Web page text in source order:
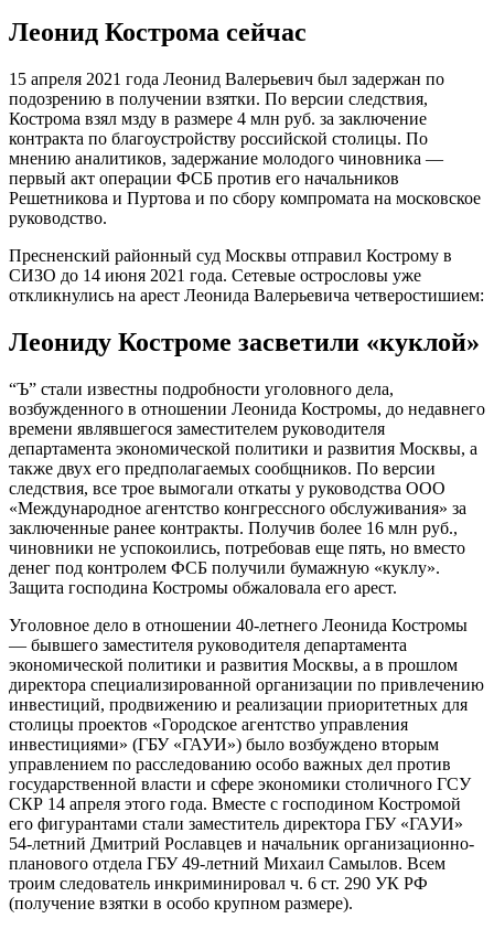
Леонид Кострома сейчас
15 апреля 2021 года Леонид Валерьевич был задержан по
подозрению в получении взятки. По версии следствия,
Кострома взял мзду в размере 4 млн руб. за заключение
контракта по благоустройству российской столицы. По
мнению аналитиков, задержание молодого чиновника —
первый акт операции ФСБ против его начальников
Решетникова и Пуртова и по сбору компромата на московское
руководство.
Пресненский районный суд Москвы отправил Кострому в
СИЗО до 14 июня 2021 года. Сетевые острословы уже
откликнулись на арест Леонида Валерьевича четверостишием:
Леониду Костроме засветили «куклой»
“Ъ” стали известны подробности уголовного дела,
возбужденного в отношении Леонида Костромы, до недавнего
времени являвшегося заместителем руководителя
департамента экономической политики и развития Москвы, а
также двух его предполагаемых сообщников. По версии
следствия, все трое вымогали откаты у руководства ООО
«Международное агентство конгрессного обслуживания» за
заключенные ранее контракты. Получив более 16 млн руб.,
чиновники не успокоились, потребовав еще пять, но вместо
денег под контролем ФСБ получили бумажную «куклу».
Защита господина Костромы обжаловала его арест.
Уголовное дело в отношении 40-летнего Леонида Костромы
— бывшего заместителя руководителя департамента
экономической политики и развития Москвы, а в прошлом
директора специализированной организации по привлечению
инвестиций, продвижению и реализации приоритетных для
столицы проектов «Городское агентство управления
инвестициями» (ГБУ «ГАУИ») было возбуждено вторым
управлением по расследованию особо важных дел против
государственной власти и сфере экономики столичного ГСУ
СКР 14 апреля этого года. Вместе с господином Костромой
его фигурантами стали заместитель директора ГБУ «ГАУИ»
54-летний Дмитрий Рославцев и начальник организационно-
планового отдела ГБУ 49-летний Михаил Самылов. Всем
троим следователь инкриминировал ч. 6 ст. 290 УК РФ
(получение взятки в особо крупном размере).